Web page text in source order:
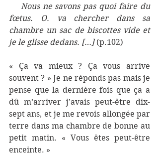
Nous ne savons pas quoi faire du
fœtus. O. va chercher dans sa
chambre un sac de biscottes vide et
je le glisse dedans. […] (p.102)
« Ça va mieux ? Ça vous arrive
souvent ? » Je ne réponds pas mais je
pense que la dernière fois que ça a
dû m’arriver j’avais peut-être dix-
sept ans, et je me revois allongée par
terre dans ma chambre de bonne au
petit matin. « Vous êtes peut-être
enceinte. »